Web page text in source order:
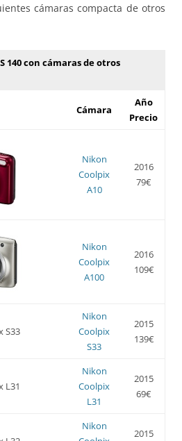
cámaras compacta de otros
140 con cámaras de otros
Cámara
Año
Precio
Nikon
Coolpix
A10
2016
79€
Nikon
Coolpix
A100
2016
109€
Nikon
Coolpix
S33
2015
139€
Nikon
Coolpix
L31
2015
69€
Nikon
2015